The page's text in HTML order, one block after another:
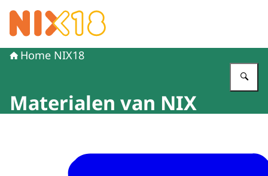
Naar de homepage van NIX18
Home NIX18
Materialen van NIX